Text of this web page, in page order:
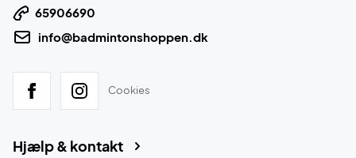
65906690
info@badmintonshoppen.dk
Cookies
Hjælp & kontakt